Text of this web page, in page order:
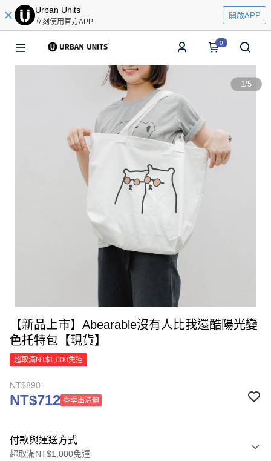
Urban Units
立刻使用官方APP
開啟APP
0
1/5
【新品上市】Abearable沒有人比我還酷陽光變
色托特包【現貨】
超取滿NT$1,000免運
NT$890
NT$712 春季出清價
付款與運送方式
超取滿NT$1,000免運